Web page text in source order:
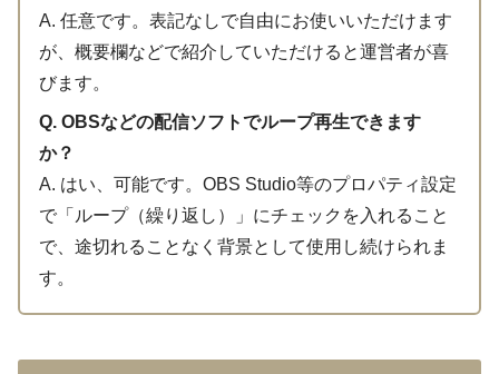
A. 任意です。表記なしで自由にお使いいただけます
が、概要欄などで紹介していただけると運営者が喜
びます。
Q. OBSなどの配信ソフトでループ再生できます
か？
A. はい、可能です。OBS Studio等のプロパティ設定
で「ループ（繰り返し）」にチェックを入れること
で、途切れることなく背景として使用し続けられま
す。